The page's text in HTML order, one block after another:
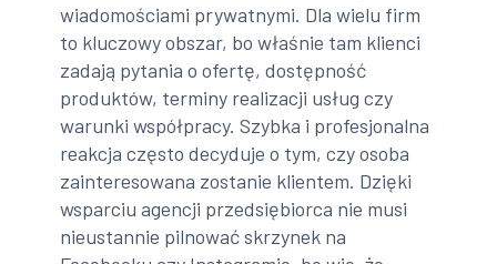
wiadomościami prywatnymi. Dla wielu firm
to kluczowy obszar, bo właśnie tam klienci
zadają pytania o ofertę, dostępność
produktów, terminy realizacji usług czy
warunki współpracy. Szybka i profesjonalna
reakcja często decyduje o tym, czy osoba
zainteresowana zostanie klientem. Dzięki
wsparciu agencji przedsiębiorca nie musi
nieustannie pilnować skrzynek na